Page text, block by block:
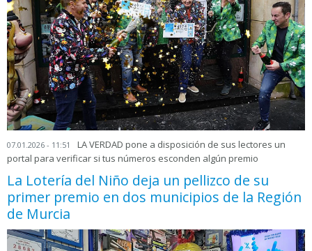
07.01.2026 - 11:51
LA VERDAD pone a disposición de sus lectores un
portal para verificar si tus números esconden algún premio
La Lotería del Niño deja un pellizco de su
primer premio en dos municipios de la Región
de Murcia